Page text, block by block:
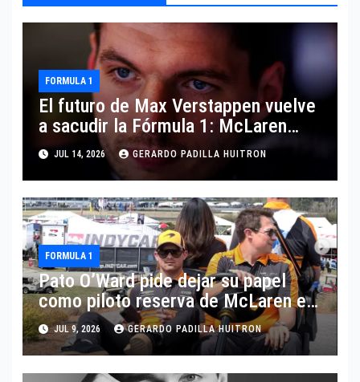
FORMULA 1
El futuro de Max Verstappen vuelve
a sacudir la Fórmula 1: McLaren
aparece como posible destino
JUL 14, 2026 GERARDO PADILLA HUITRON
FORMULA 1
Pato O’Ward pide dejar su papel
como piloto reserva de McLaren en
Fórmula 1
JUL 9, 2026 GERARDO PADILLA HUITRON